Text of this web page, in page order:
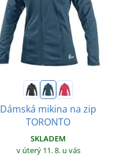
Dámská mikina na zip
TORONTO
SKLADEM
v úterý 11. 8. u vás